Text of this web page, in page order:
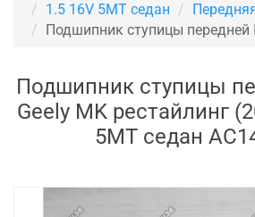
1.5 16V 5MT седан
Подшипник ступицы передней
Подшипник ступицы
Geely MK рестайлинг
5MT седан